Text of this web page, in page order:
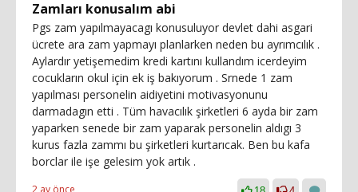
Zamları konusalım abi
Pgs zam yapılmayacagı konusuluyor devlet dahi asgari
ücrete ara zam yapmayı planlarken neden bu ayrımcılık .
Aylardır yetişemedim kredi kartını kullandım icerdeyim
cocukların okul için ek iş bakıyorum . Srnede 1 zam
yapılması personelin aidiyetini motivasyonunu
darmadagın etti . Tüm havacılık şirketleri 6 ayda bir zam
yaparken senede bir zam yaparak personelin aldıgı 3
kurus fazla zammı bu şirketleri kurtarıcak. Ben bu kafa
borclar ile işe gelesim yok artık .
2 ay önce